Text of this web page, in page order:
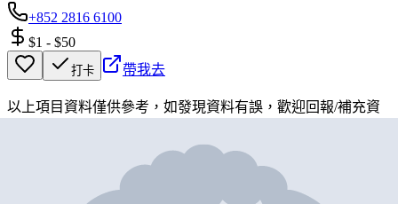
+852 2816 6100
$1 - $50
打卡 帶我去
以上項目資料僅供參考，如發現資料有誤，歡迎回報/補充資